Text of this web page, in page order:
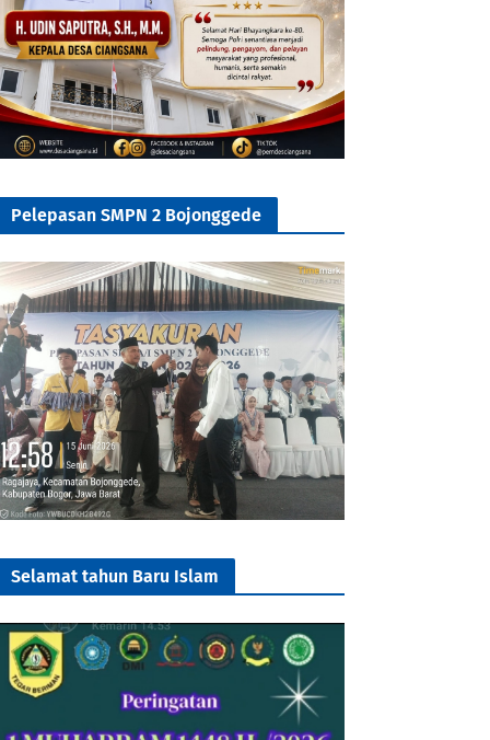
Pelepasan SMPN 2 Bojonggede
Selamat tahun Baru Islam